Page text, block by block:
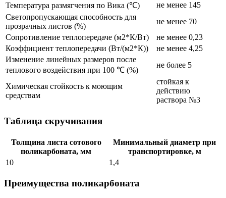
Температура размягчения по Вика (℃)
не менее 145
Светопропускающая способность для
прозрачных листов (%)
не менее 70
Сопротивление теплопередаче (м2*К/Вт)
не менее 0,23
Коэффициент теплопередачи (Вт/(м2*К))
не менее 4,25
Изменение линейных размеров после
теплового воздействия при 100 ℃ (%)
не более 5
Химическая стойкость к моющим
средствам
стойкая к
действию
раствора №3
Таблица скручивания
Толщина листа сотового
поликарбоната, мм
Минимальный диаметр при
транспортировке, м
10
1,4
Преимущества поликарбоната